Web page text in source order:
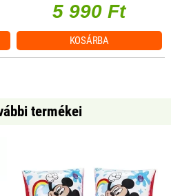
5 990 Ft
KOSÁRBA
termékei